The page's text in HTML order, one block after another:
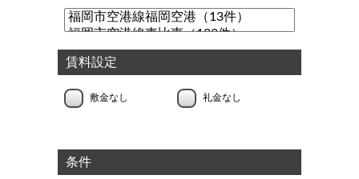
賃料設定
敷金なし 礼金なし
条件